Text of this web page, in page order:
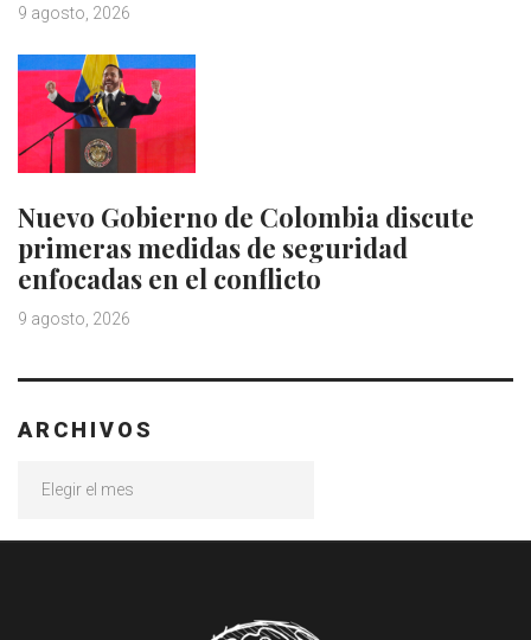
9 agosto, 2026
Nuevo Gobierno de Colombia discute
primeras medidas de seguridad
enfocadas en el conflicto
9 agosto, 2026
ARCHIVOS